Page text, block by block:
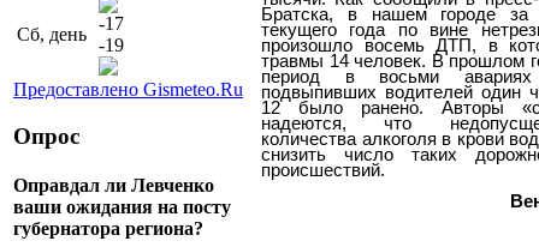
Сб, день
-17
-19
Предоставлено Gismeteo.Ru
Опрос
Оправдал ли Левченко
ваши ожидания на посту
губернатора региона?
Братска, в нашем городе за
текущего года по вине
произошло восемь ДТП, в
травмы 14 человек. В прошлом
период в восьми
подвыпивших водителей один
12 было ранено. Авторы
надеются, что
количества алкоголя в крови
снизить число таких
происшествий.